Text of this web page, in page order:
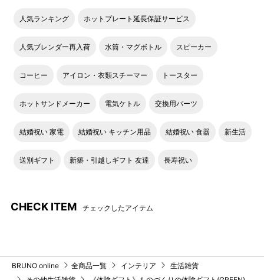
の、花束を逆さにしたような壁飾りのことを指します。初めて
ステンドグラスで菓子や小物入れ作り
ンダの部分を黒く色出ししてできあがり。ガラスの色は用意し
た中から選べます。※本コースは1名もしくは2名でおひとつの菓
人気ランキング ホットプレート延長保証サービス
人気ブレンダー再入荷 水筒・マグボトル スピーカー
コーヒー アイロン・衣類スチーマー トースター
ホットサンドメーカー 電気ケトル 交換用パーツ
結婚祝い 家電 結婚祝い キッチン用品 結婚祝い 食器 新生活
送別ギフト 新築・引越しギフト 友達 長寿祝い
CHECK ITEM チェックしたアイテム
BRUNO online 全商品一覧 インテリア
生活雑貨